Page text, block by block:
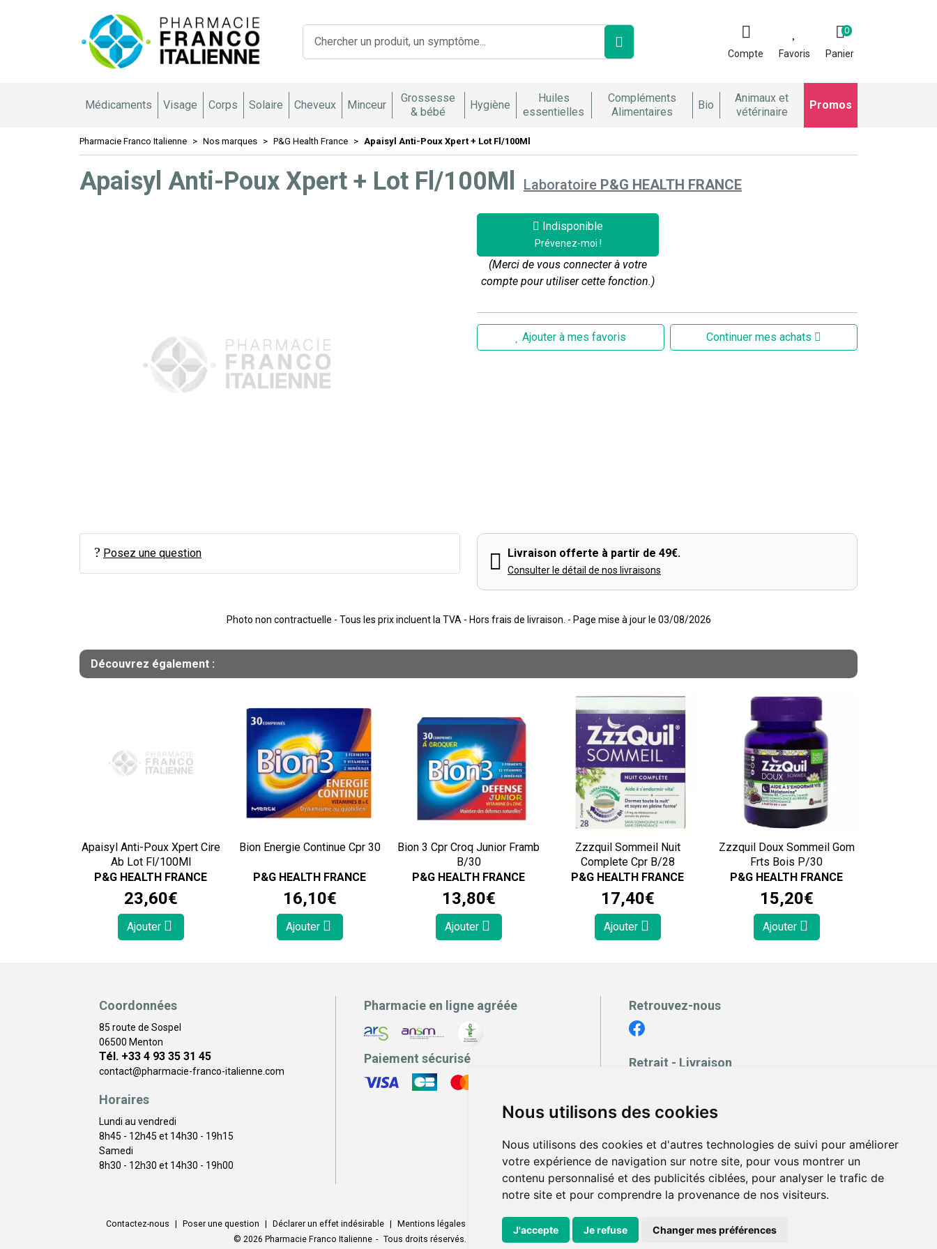
Nous utilisons des cookies
Nous utilisons des cookies et d'autres technologies de suivi pour améliorer
votre expérience de navigation sur notre site, pour vous montrer un
contenu personnalisé et des publicités ciblées, pour analyser le trafic de
notre site et pour comprendre la provenance de nos visiteurs.
J'accepte Je refuse Changer mes préférences
Compte Favoris Panier
0
Médicaments Visage Corps Solaire Cheveux Minceur
Grossesse
& bébé
Hygiène
Huiles
essentielles
Compléments
Alimentaires
Bio
Animaux et
vétérinaire
Promos
Pharmacie Franco Italienne Nos marques P&G Health France Apaisyl Anti-Poux Xpert + Lot Fl/100Ml
Apaisyl Anti-Poux Xpert + Lot Fl/100Ml Laboratoire P&G HEALTH FRANCE
Indisponible
Prévenez-moi !
(Merci de vous connecter à votre
compte pour utiliser cette fonction.)
Ajouter à mes favoris Continuer mes achats
Posez une question Livraison offerte à partir de 49€.
Consulter le détail de nos livraisons
Photo non contractuelle - Tous les prix incluent la TVA - Hors frais de livraison. - Page mise à jour le 03/08/2026
Découvrez également :
Apaisyl Anti-Poux Xpert Cire
Ab Lot Fl/100Ml
P&G HEALTH FRANCE
23,60€
Ajouter
Bion Energie Continue Cpr 30
P&G HEALTH FRANCE
16,10€
Ajouter
Bion 3 Cpr Croq Junior Framb
B/30
P&G HEALTH FRANCE
13,80€
Ajouter
Zzzquil Sommeil Nuit
Complete Cpr B/28
P&G HEALTH FRANCE
17,40€
Ajouter
Zzzquil Doux Sommeil Gom
Frts Bois P/30
P&G HEALTH FRANCE
15,20€
Ajouter
Coordonnées
85 route de Sospel
06500 Menton
Tél. +33 4 93 35 31 45
contact@pharmacie-franco-italienne.com
Horaires
Lundi au vendredi
8h45 - 12h45 et 14h30 - 19h15
Samedi
8h30 - 12h30 et 14h30 - 19h00
Pharmacie en ligne agréée
Paiement sécurisé
Retrouvez-nous
Retrait - Livraison
Livraison à domicile
Contactez-nous Poser une question Déclarer un effet indésirable Mentions légales Conditions générales - CGV Données personnelles Cookies |
© 2026 Pharmacie Franco Italienne - Tous droits réservés. Votre pharmacie sur Internet developpée avec